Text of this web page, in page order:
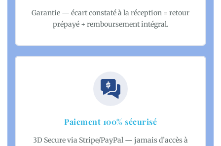
Garantie — écart constaté à la réception = retour
prépayé + remboursement intégral.
Paiement 100% sécurisé
3D Secure via Stripe/PayPal — jamais d’accès à